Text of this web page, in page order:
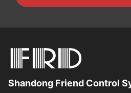
Shandong Friend Control